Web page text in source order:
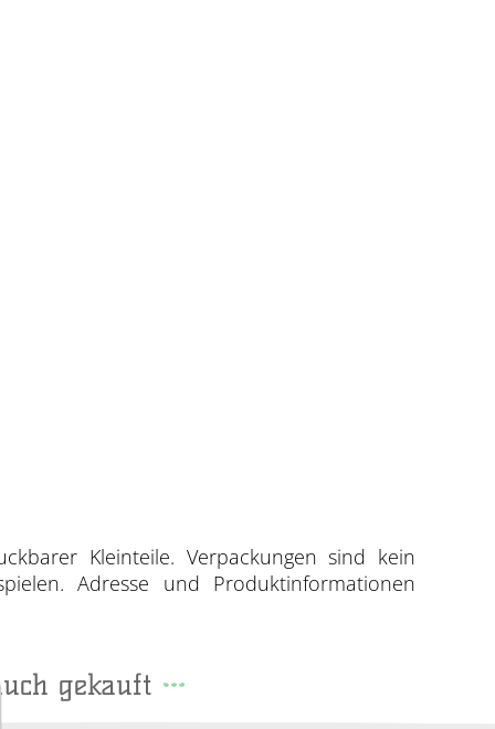
Kleinteile. Verpackungen sind kein
Adresse und Produktinformationen
gekauft